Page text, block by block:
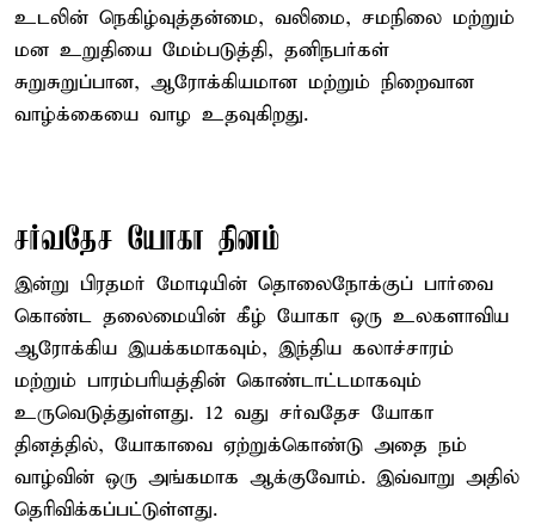
உடலின் நெகிழ்வுத்தன்மை, வலிமை, சமநிலை மற்றும்
மன உறுதியை மேம்படுத்தி, தனிநபர்கள்
சுறுசுறுப்பான, ஆரோக்கியமான மற்றும் நிறைவான
வாழ்க்கையை வாழ உதவுகிறது.
சர்வதேச யோகா தினம்
இன்று பிரதமர் மோடியின் தொலைநோக்குப் பார்வை
கொண்ட தலைமையின் கீழ் யோகா ஒரு உலகளாவிய
ஆரோக்கிய இயக்கமாகவும், இந்திய கலாச்சாரம்
மற்றும் பாரம்பரியத்தின் கொண்டாட்டமாகவும்
உருவெடுத்துள்ளது. 12 வது சர்வதேச யோகா
தினத்தில், யோகாவை ஏற்றுக்கொண்டு அதை நம்
வாழ்வின் ஒரு அங்கமாக ஆக்குவோம். இவ்வாறு அதில்
தெரிவிக்கப்பட்டுள்ளது.